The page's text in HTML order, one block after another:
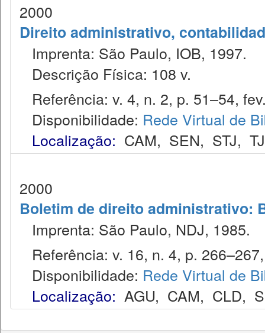
2000
Direito administrativo,
Imprenta: São Paulo, IOB, 1997.
Descrição Física: 108 v.
Referência: v. 4, n. 2, p. 51–54,
Disponibilidade: Rede Virtual de
Localização: CAM, SEN, STJ,
2000
Boletim de direito administrativo:
Imprenta: São Paulo, NDJ, 1985.
Referência: v. 16, n. 4, p.
Disponibilidade: Rede Virtual de
Localização: AGU, CAM, CLD,